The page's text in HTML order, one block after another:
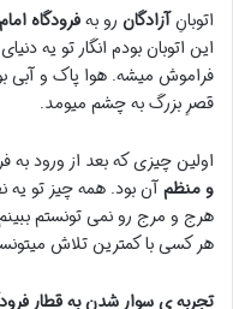
اتوبانِآزادگان رو بهفرودگاه
این اتوبان بودم انگار تو یه
فراموش میشه. هوا پاک و آبی
قصرِ بزرگ به چشم میومد.
اولین چیزی که بعد از ورود
و منظمآن بود. همه چیز تو
هرج و مرج رو نمی تونستم
هر کسی با کمترین تلاش
تجربه ی سوار شدن به قطار